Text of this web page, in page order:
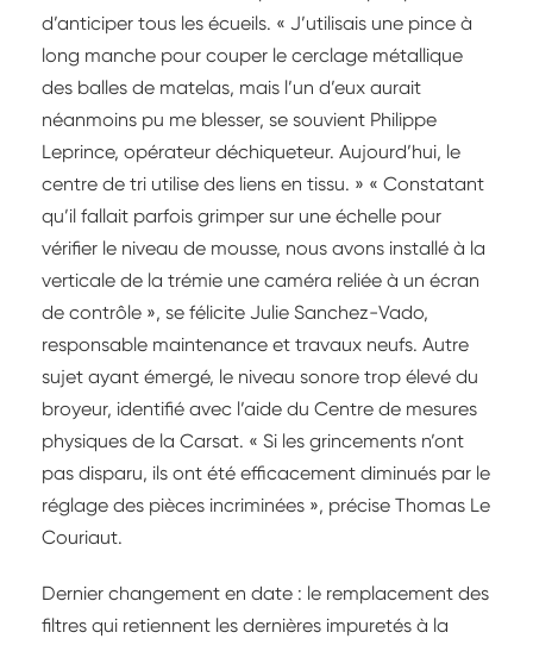
d’anticiper tous les écueils. « J’utilisais une pince à
long manche pour couper le cerclage métallique
des balles de matelas, mais l’un d’eux aurait
néanmoins pu me blesser, se souvient Philippe
Leprince, opérateur déchiqueteur. Aujourd’hui, le
centre de tri utilise des liens en tissu. » « Constatant
qu’il fallait parfois grimper sur une échelle pour
vérifier le niveau de mousse, nous avons installé à la
verticale de la trémie une caméra reliée à un écran
de contrôle », se félicite Julie Sanchez-Vado,
responsable maintenance et travaux neufs. Autre
sujet ayant émergé, le niveau sonore trop élevé du
broyeur, identifié avec l’aide du Centre de mesures
physiques de la Carsat. « Si les grincements n’ont
pas disparu, ils ont été efficacement diminués par le
réglage des pièces incriminées », précise Thomas Le
Couriaut.
Dernier changement en date : le remplacement des
filtres qui retiennent les dernières impuretés à la